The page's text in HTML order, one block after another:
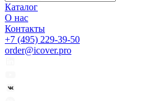
Каталог
О нас
Контакты
+7 (495) 229-39-50
order@icover.pro